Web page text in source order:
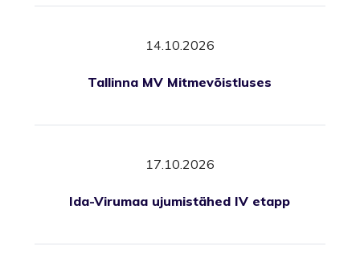
14.10.2026
Tallinna MV Mitmevõistluses
17.10.2026
Ida-Virumaa ujumistähed IV etapp